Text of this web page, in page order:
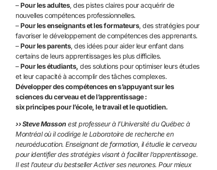
– Pour les adultes, des pistes claires pour acquérir de
nouvelles compétences professionnelles.
– Pour les enseignants et les formateurs, des stratégies pour
favoriser le développement de compétences des apprenants.
– Pour les parents, des idées pour aider leur enfant dans
certains de leurs apprentissages les plus difficiles.
– Pour les étudiants, des solutions pour optimiser leurs études
et leur capacité à accomplir des tâches complexes.
Développer des compétences en s’appuyant sur les
sciences du cerveau et de l’apprentissage :
six principes pour l’école, le travail et le quotidien.
›› Steve Masson est professeur à l’Université du Québec à
Montréal où il codirige le Laboratoire de recherche en
neuroéducation. Enseignant de formation, il étudie le cerveau
pour identifier des stratégies visant à faciliter l’apprentissage.
Il est l’auteur du bestseller Activer ses neurones. Pour mieux